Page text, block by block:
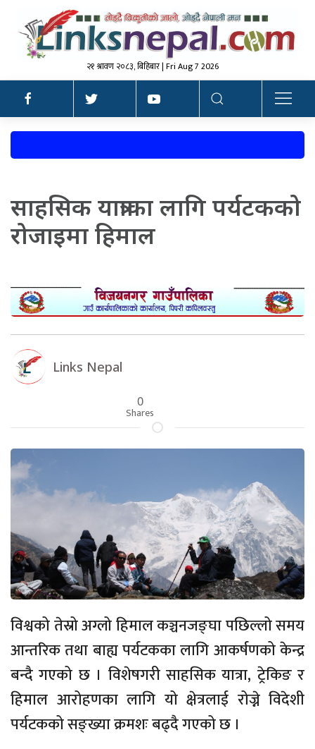
२१ श्रावण २०८३, बिहिबार | Fri Aug 7 2026
साहसिक यात्राका लागि पर्यटकको
रोजाइमा हिमाल
Links Nepal
0
Shares
विश्वको तेस्रो अग्लो हिमाल कञ्चनजङ्घा पछिल्लो समय
आन्तरिक तथा बाह्य पर्यटकका लागि आकर्षणको केन्द्र
बन्दै गएको छ । विशेषगरी साहसिक यात्रा, ट्रेकिङ र
हिमाल आरोहणका लागि यो क्षेत्रलाई रोज्ने विदेशी
पर्यटकको सङ्ख्या क्रमशः बढ्दै गएको छ ।